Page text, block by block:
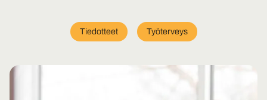
Tiedotteet Työterveys